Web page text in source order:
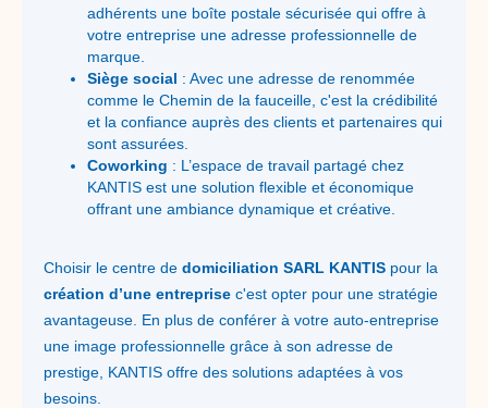
adhérents une boîte postale sécurisée qui offre à
votre entreprise une adresse professionnelle de
marque.
Siège social : Avec une adresse de renommée
comme le Chemin de la fauceille, c'est la crédibilité
et la confiance auprès des clients et partenaires qui
sont assurées.
Coworking : L’espace de travail partagé chez
KANTIS est une solution flexible et économique
offrant une ambiance dynamique et créative.
Choisir le centre de domiciliation SARL KANTIS pour la
création d’une entreprise c'est opter pour une stratégie
avantageuse. En plus de conférer à votre auto-entreprise
une image professionnelle grâce à son adresse de
prestige, KANTIS offre des solutions adaptées à vos
besoins.